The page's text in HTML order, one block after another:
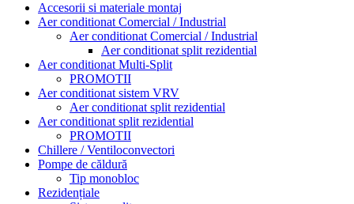
Accesorii si materiale montaj
Aer conditionat Comercial / Industrial
Aer conditionat Comercial / Industrial
Aer conditionat split rezidential
Aer conditionat Multi-Split
PROMOTII
Aer conditionat sistem VRV
Aer conditionat split rezidential
Aer conditionat split rezidential
PROMOTII
Chillere / Ventiloconvectori
Pompe de căldură
Tip monobloc
Rezidențiale